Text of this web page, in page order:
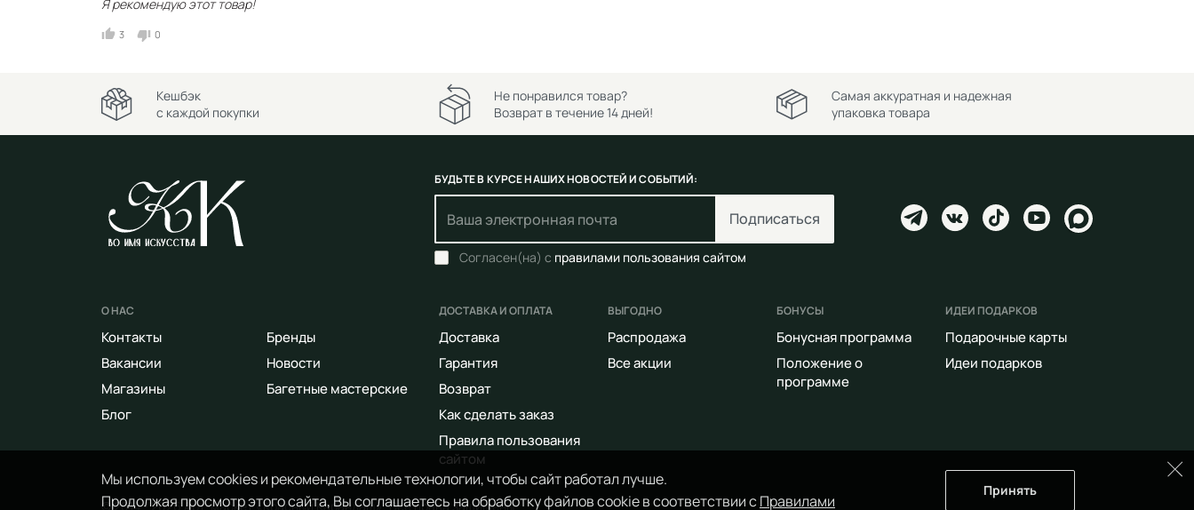
Я рекомендую этот товар!
3 0
Мы используем cookies и рекомендательные технологии, чтобы сайт работал лучше.
Продолжая просмотр этого сайта, Вы соглашаетесь на обработку файлов cookie в соответствии сПравилами
Принять
Кешбэк
с каждой покупки
Не понравился товар?
Возврат в течение 14 дней!
Самая аккуратная и надежная
упаковка товара
БУДЬТЕ В КУРСЕ НАШИХ НОВОСТЕЙ И СОБЫТИЙ:
Подписаться
Согласен(на) с правилами пользования сайтом
О НАС
Контакты
Вакансии
Магазины
Блог
Бренды
Новости
Багетные мастерские
ДОСТАВКА И ОПЛАТА
Доставка
Гарантия
Возврат
Как сделать заказ
Правила пользования
сайтом
ВЫГОДНО
Распродажа
Все акции
БОНУСЫ
Бонусная программа
Положение о
программе
ИДЕИ ПОДАРКОВ
Подарочные карты
Идеи подарков
© 2014 - 2026 Арт-маркет «Красный Карандаш». Все права защищены